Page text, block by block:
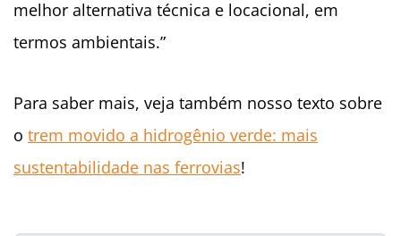
melhor alternativa técnica e locacional, em
termos ambientais.”
Para saber mais, veja também nosso texto sobre
o trem movido a hidrogênio verde: mais
sustentabilidade nas ferrovias!